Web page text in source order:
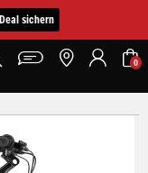
Deal sichern
0